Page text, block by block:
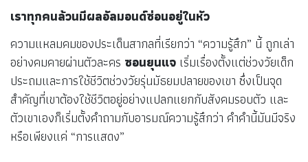
เราทุกคนล้วนมีผลอัลมอนด์ซ่อนอยู่ในหัว
ความแหลมคมของประเด็นสากลที่เรียกว่า “ความรู้สึก” นี้ ถูกเล่า
อย่างคมคายผ่านตัวละคร ซอนยุนแจ เริ่มเรื่องตั้งแต่ช่วงวัยเด็ก
ประถมและการใช้ชีวิตช่วงวัยรุ่นมัธยมปลายของเขา ซึ่งเป็นจุด
สำคัญที่เขาต้องใช้ชีวิตอยู่อย่างแปลกแยกกับสังคมรอบตัว และ
ตัวเขาเองก็เริ่มตั้งคำถามกับอารมณ์ความรู้สึกว่า คำคำนี้มันมีจริง
หรือเพียงแค่ “การแสดง”